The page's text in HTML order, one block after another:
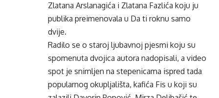
Zlatana Arslanagića i Zlatana Fazlića koju ju
publika preimenovala u Da ti roknu samo
dvije.
Radilo se o staroj ljubavnoj pjesmi koju su
spomenuta dvojica autora nadopisali, a video
spot je snimljen na stepenicama ispred tada
popularnog okupljališta, kafića Fis u koji su